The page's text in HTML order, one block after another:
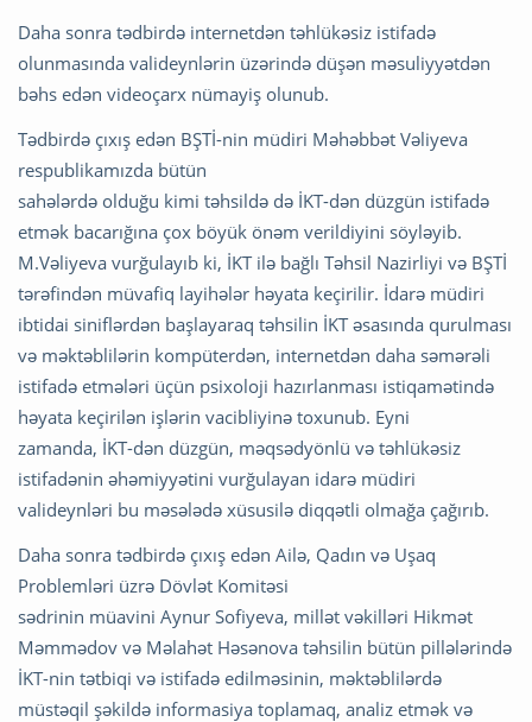
Daha sonra tədbirdə internetdən təhlükəsiz istifadə
olunmasında valideynlərin üzərində düşən məsuliyyətdən
bəhs edən videoçarx nümayiş olunub.
Tədbirdə çıxış edən BŞTİ-nin müdiri Məhəbbət Vəliyeva
respublikamızda bütün
sahələrdə olduğu kimi təhsildə də İKT-dən düzgün istifadə
etmək bacarığına çox böyük önəm verildiyini söyləyib.
M.Vəliyeva vurğulayıb ki, İKT ilə bağlı Təhsil Nazirliyi və BŞTİ
tərəfindən müvafiq layihələr həyata keçirilir. İdarə müdiri
ibtidai siniflərdən başlayaraq təhsilin İKT əsasında qurulması
və məktəblilərin kompüterdən, internetdən daha səmərəli
istifadə etmələri üçün psixoloji hazırlanması istiqamətində
həyata keçirilən işlərin vacibliyinə toxunub. Eyni
zamanda, İKT-dən düzgün, məqsədyönlü və təhlükəsiz
istifadənin əhəmiyyətini vurğulayan idarə müdiri
valideynləri bu məsələdə xüsusilə diqqətli olmağa çağırıb.
Daha sonra tədbirdə çıxış edən Ailə, Qadın və Uşaq
Problemləri üzrə Dövlət Komitəsi
sədrinin müavini Aynur Sofiyeva, millət vəkilləri Hikmət
Məmmədov və Məlahət Həsənova təhsilin bütün pillələrində
İKT-nin tətbiqi və istifadə edilməsinin, məktəblilərdə
müstəqil şəkildə informasiya toplamaq, analiz etmək və